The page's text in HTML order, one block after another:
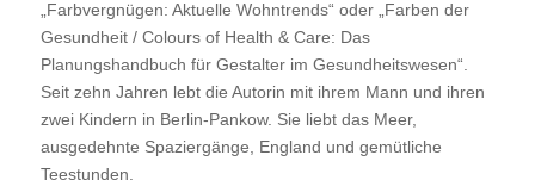
„Farbvergnügen: Aktuelle Wohntrends“ oder „Farben der
Gesundheit / Colours of Health & Care: Das
Planungshandbuch für Gestalter im Gesundheitswesen“.
Seit zehn Jahren lebt die Autorin mit ihrem Mann und ihren
zwei Kindern in Berlin-Pankow. Sie liebt das Meer,
ausgedehnte Spaziergänge, England und gemütliche
Teestunden.